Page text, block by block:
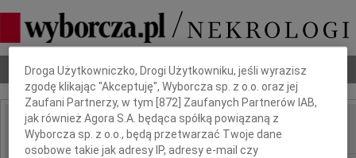
Nekrologi Odeszli Poradnik pogrzebowy
IMIĘ I NAZWISKO:
Dbamy o Twoją prywatność
Droga Użytkowniczko, Drogi Użytkowniku, jeśli wyrazisz
zgodę klikając "Akceptuję", Wyborcza sp. z o.o. oraz jej
Zaufani Partnerzy, w tym [872 ] Zaufanych Partnerów IAB,
jak również Agora S.A. będąca spółką powiązaną z
Wyborcza sp. z o.o., będą przetwarzać Twoje dane
osobowe takie jak adresy IP, adresy e-mail czy